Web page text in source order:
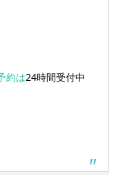
約は24時間受付中